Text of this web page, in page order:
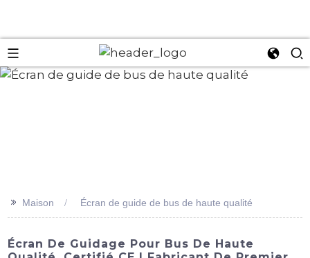
>> Maison Écran de guide de bus de haute qualité
Écran De Guidage Pour Bus De Haute